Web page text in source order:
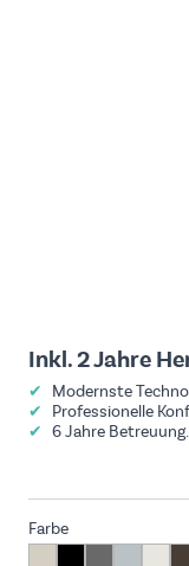
Inkl. 2 Jahre
✔
Modernste
✔
Professionelle
✔ 6 Jahre
Farbe